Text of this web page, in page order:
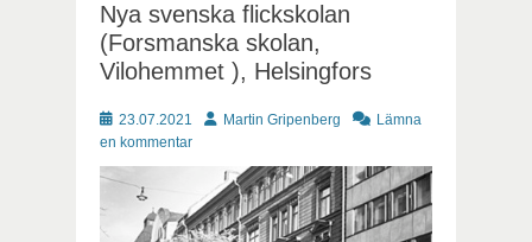
Nya svenska flickskolan
(Forsmanska skolan,
Vilohemmet ), Helsingfors
Publicerat
23.07.2021 Författare
Martin Gripenberg
Lämna
en kommentar